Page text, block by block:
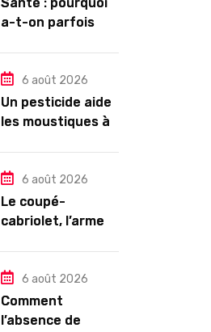
a-t-on parfois
dormant ?
6 août 2026
Un pesticide aide
les moustiques à
6 août 2026
Le coupé-
cabriolet, l’arme
CC TCE 180 ou VW
Eos TSI 210 ?
6 août 2026
Comment
l’absence de